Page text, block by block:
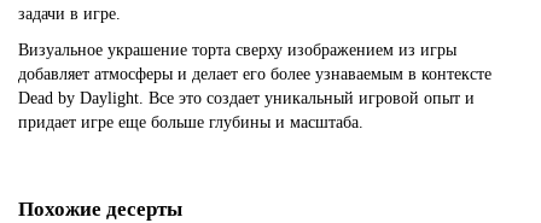
задачи в игре.
Визуальное украшение торта сверху изображением из игры
добавляет атмосферы и делает его более узнаваемым в контексте
Dead by Daylight. Все это создает уникальный игровой опыт и
придает игре еще больше глубины и масштаба.
Похожие десерты